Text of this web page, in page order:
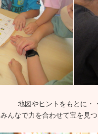
地図やヒントをもとに・
みんなで力を合わせて宝を見